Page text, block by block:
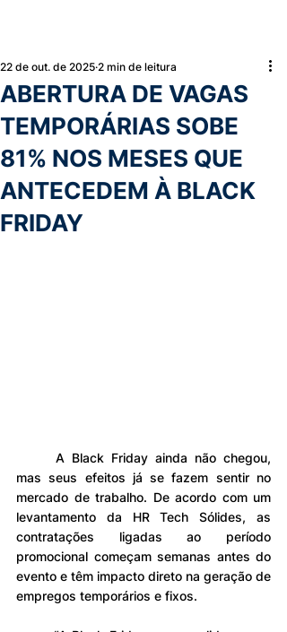
ABERTURA DE VAGAS
TEMPORÁRIAS SOBE
81% NOS MESES QUE
ANTECEDEM À BLACK
FRIDAY
22 de out. de 2025 2 min de leitura
mas seus efeitos já se fazem sentir no
mercado de trabalho. De acordo com um
levantamento da HR Tech Sólides, as
contratações ligadas ao período
promocional começam semanas antes do
evento e têm impacto direto na geração de
empregos temporários e fixos.